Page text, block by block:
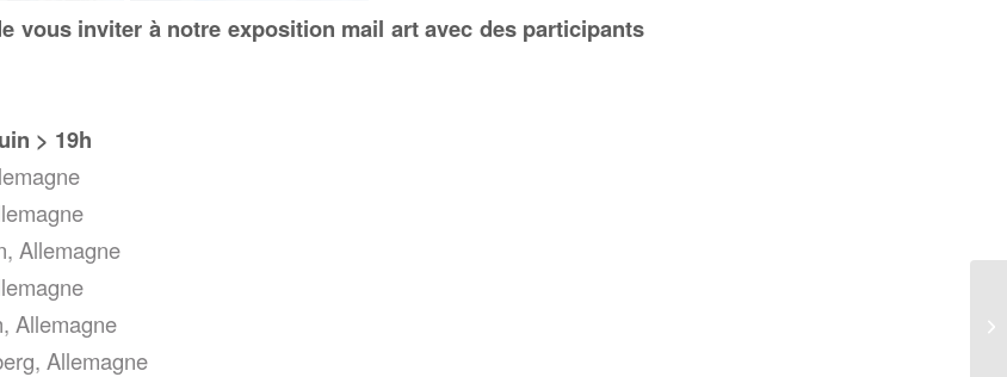
vous inviter à notre exposition mail art avec des participants
> 19h
Allemagne
Allemagne
Allemagne